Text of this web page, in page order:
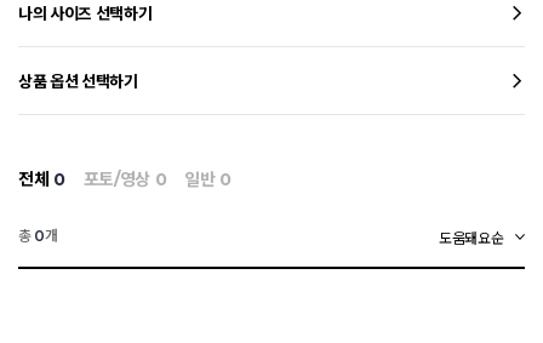
나의 사이즈 선택하기
상품 옵션 선택하기
전체 0 포토/영상 0 일반 0
총 0개